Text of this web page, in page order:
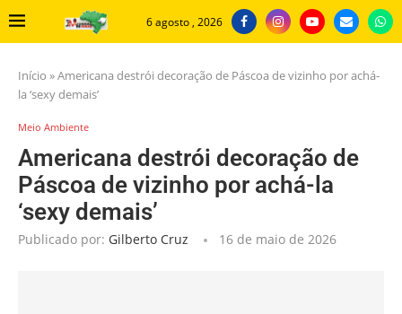
6 agosto , 2026
Início »Americana destrói decoração de Páscoa de vizinho por achá-
la ‘sexy demais’
Meio Ambiente
Americana destrói decoração de
Páscoa de vizinho por achá-la
‘sexy demais’
Publicado por: Gilberto Cruz 16 de maio de 2026